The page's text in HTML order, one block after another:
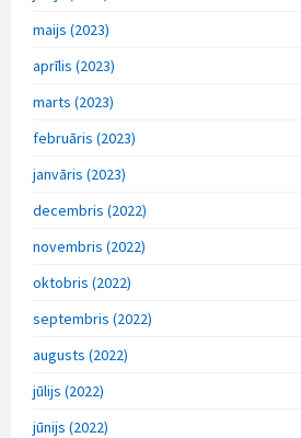
maijs (2023)
aprīlis (2023)
marts (2023)
februāris (2023)
janvāris (2023)
decembris (2022)
novembris (2022)
oktobris (2022)
septembris (2022)
augusts (2022)
jūlijs (2022)
jūnijs (2022)